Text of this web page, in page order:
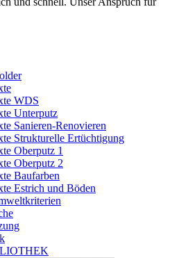
WDS
Unterputz
Sanieren-Renovieren
Strukturelle Ertüchtigung
Oberputz 1
Oberputz 2
Baufarben
Estrich und Böden